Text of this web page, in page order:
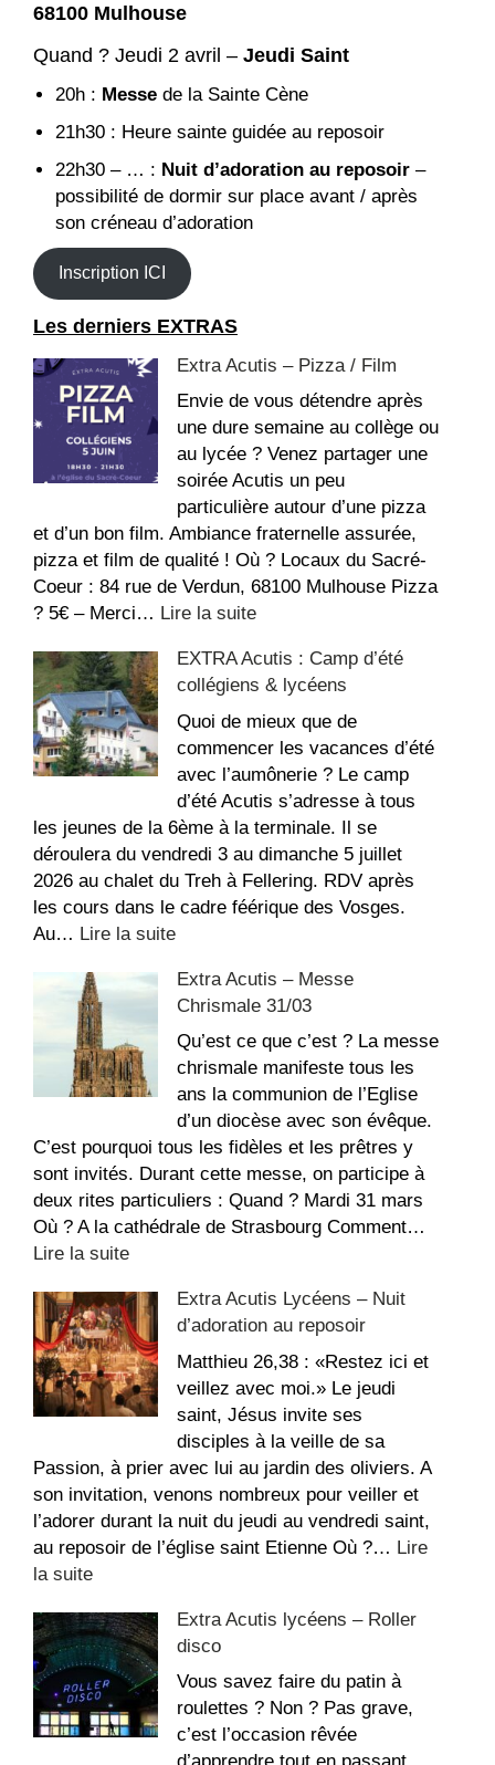
68100 Mulhouse
Quand ? Jeudi 2 avril – Jeudi Saint
20h : Messe de la Sainte Cène
21h30 : Heure sainte guidée au reposoir
22h30 – … : Nuit d’adoration au reposoir –
possibilité de dormir sur place avant / après
son créneau d’adoration
Inscription ICI
Les derniers EXTRAS
Extra Acutis – Pizza / Film
Envie de vous détendre après
une dure semaine au collège ou
au lycée ? Venez partager une
soirée Acutis un peu
particulière autour d’une pizza
et d’un bon film. Ambiance fraternelle assurée,
pizza et film de qualité ! Où ? Locaux du Sacré-
Coeur : 84 rue de Verdun, 68100 Mulhouse Pizza
? 5€ – Merci… Lire la suite:
Acutis
–
Pizza
/
Film
EXTRA Acutis : Camp d’été
collégiens & lycéens
Quoi de mieux que de
commencer les vacances d’été
avec l’aumônerie ? Le camp
d’été Acutis s’adresse à tous
les jeunes de la 6ème à la terminale. Il se
déroulera du vendredi 3 au dimanche 5 juillet
2026 au chalet du Treh à Fellering. RDV après
les cours dans le cadre féérique des Vosges.
Au… Lire la suite:
Acutis
:
Camp
d’été
collégiens
&
lycéens
Extra Acutis – Messe
Chrismale 31/03
Qu’est ce que c’est ? La messe
chrismale manifeste tous les
ans la communion de l’Eglise
d’un diocèse avec son évêque.
C’est pourquoi tous les fidèles et les prêtres y
sont invités. Durant cette messe, on participe à
deux rites particuliers : Quand ? Mardi 31 mars
Où ? A la cathédrale de Strasbourg Comment…
Lire la suite:
Acutis
–
Messe
Chrismale
31/03
Extra Acutis Lycéens – Nuit
d’adoration au reposoir
Matthieu 26,38 : «Restez ici et
veillez avec moi.» Le jeudi
saint, Jésus invite ses
disciples à la veille de sa
Passion, à prier avec lui au jardin des oliviers. A
son invitation, venons nombreux pour veiller et
l’adorer durant la nuit du jeudi au vendredi saint,
au reposoir de l’église saint Etienne Où ?… Lire
la suite:
Acutis
Lycéens
–
Nuit
d’adoration
Extra Acutis lycéens – Roller
disco
Vous savez faire du patin à
roulettes ? Non ? Pas grave,
c’est l’occasion rêvée